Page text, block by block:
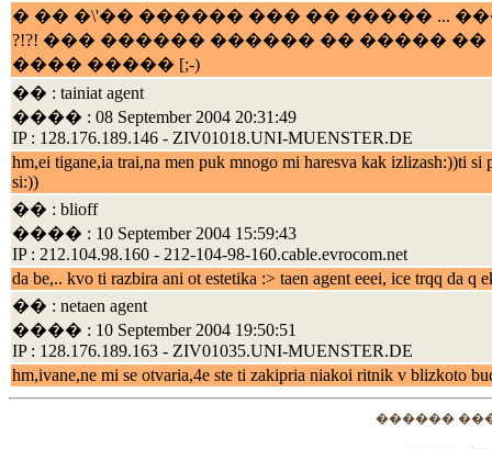
� �� �\'�� ������ ��� �� ����� ...
?!?! ��� ������ ������ �� �����
���� ����� [;-)
�� : tainiat agent
���� : 08 September 2004 20:31:49
IP : 128.176.189.146 - ZIV01018.UNI-MUENSTER.DE
hm,ei tigane,ia trai,na men puk mnogo mi haresva kak izlizash:))ti
si:))
�� : blioff
���� : 10 September 2004 15:59:43
IP : 212.104.98.160 - 212-104-98-160.cable.evrocom.net
da be,.. kvo ti razbira ani ot estetika :> taen agent eeei, ice trqq da q
�� : netaen agent
���� : 10 September 2004 19:50:51
IP : 128.176.189.163 - ZIV01035.UNI-MUENSTER.DE
hm,ivane,ne mi se otvaria,4e ste ti zakipria niakoi ritnik v blizkoto
������